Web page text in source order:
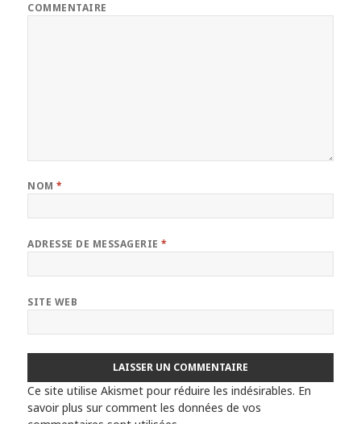
COMMENTAIRE
NOM*
ADRESSE DE MESSAGERIE*
SITE WEB
Ce site utilise Akismet pour réduire les indésirables. En
savoir plus sur comment les données de vos